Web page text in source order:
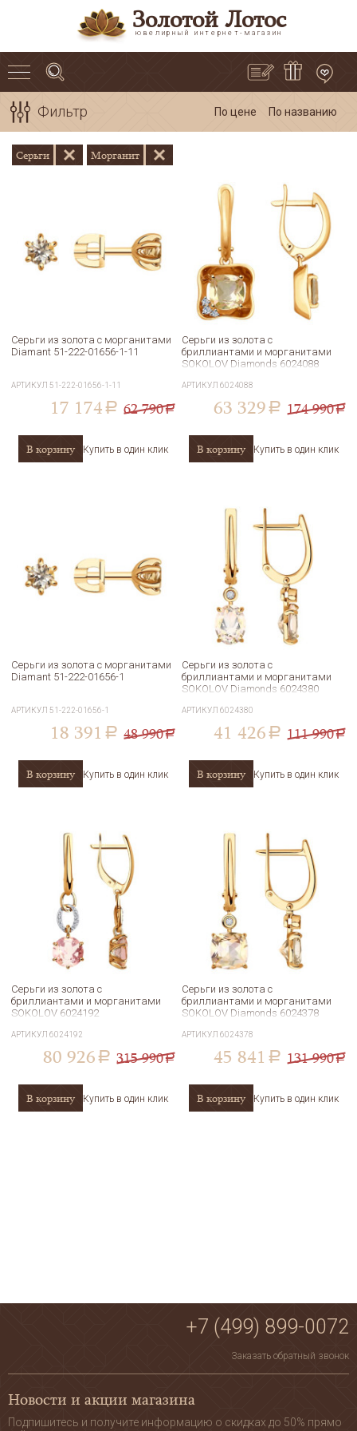
Золотой Лотос
ювелирный интернет-магазин
Фильтр По цене По названию
Серьги Морганит
Серьги из золота с морганитами
Diamant 51-222-01656-1-11
АРТИКУЛ51-222-01656-1-11
17 174 a 62 790a
В корзину Купить в один клик
Серьги из золота с
бриллиантами и морганитами
SOKOLOV Diamonds 6024088
АРТИКУЛ6024088
63 329 a 174 990a
В корзину Купить в один клик
Серьги из золота с морганитами
Diamant 51-222-01656-1
АРТИКУЛ51-222-01656-1
18 391 a 48 990a
В корзину Купить в один клик
Серьги из золота с
бриллиантами и морганитами
SOKOLOV Diamonds 6024380
АРТИКУЛ6024380
41 426 a 111 990a
В корзину Купить в один клик
Серьги из золота с
бриллиантами и морганитами
SOKOLOV 6024192
АРТИКУЛ6024192
80 926 a 315 990a
В корзину Купить в один клик
Серьги из золота с
бриллиантами и морганитами
SOKOLOV Diamonds 6024378
АРТИКУЛ6024378
45 841 a 131 990a
В корзину Купить в один клик
+7 (499) 899-0072
Заказать обратный звонок
Новости и акции магазина
Подпишитесь и получите информацию о скидках до 50% прямо